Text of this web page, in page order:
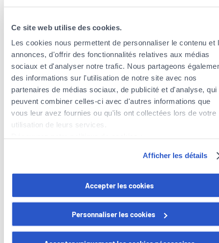
Ce site web utilise des cookies.
Les cookies nous permettent de personnaliser le contenu et
annonces, d'offrir des fonctionnalités relatives aux médias
sociaux et d'analyser notre trafic. Nous partageons
des informations sur l'utilisation de notre site avec nos
partenaires de médias sociaux, de publicité et d'analyse, qui
peuvent combiner celles-ci avec d'autres informations que
vous leur avez fournies ou qu'ils ont collectées lors de votre
utilisation de leurs services.
Vous avez la possibilité de retirer votre consentement à tout
moment en cliquant sur le lien "gestion des cookies" en bas
Certains de ces cookies sont strictement nécessaires au
Afficher les détails
Accepter les cookies
Personnaliser les cookies
Agents d’assurances à proximité de la
commune de Tandel
Agents d’assurances dans la commune de Bettendorf
Agents d’assurances dans la commune de Diekirch